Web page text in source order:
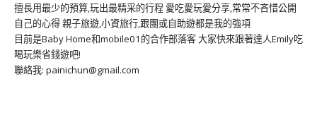
擅長用最少的預算,玩出最精采的行程 愛吃愛玩愛分享,常常不吝惜公開
自己的心得 親子旅遊,小資旅行,跟團或自助遊都是我的強項
目前是Baby Home和mobile01的合作部落客 大家快來跟著達人Emily吃
喝玩樂省錢遊吧!
聯絡我: painichun@gmail.com